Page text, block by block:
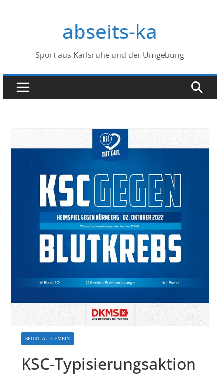
abseits-ka
Sport aus Karlsruhe und der Umgebung
SPORT ALLGEMEIN
KSC-Typisierungsaktion